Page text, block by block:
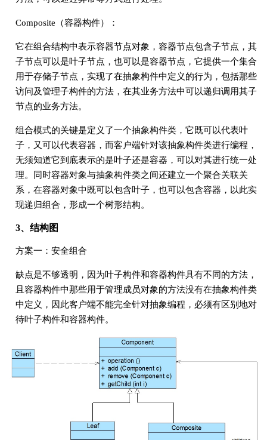
Composite（容器构件）：
它在组合结构中表示容器节点对象，容器节点包含子节点，其
子节点可以是叶子节点，也可以是容器节点，它提供一个集合
用于存储子节点，实现了在抽象构件中定义的行为，包括那些
访问及管理子构件的方法，在其业务方法中可以递归调用其子
节点的业务方法。
组合模式的关键是定义了一个抽象构件类，它既可以代表叶
子，又可以代表容器，而客户端针对该抽象构件类进行编程，
无须知道它到底表示的是叶子还是容器，可以对其进行统一处
理。同时容器对象与抽象构件类之间还建立一个聚合关联关
系，在容器对象中既可以包含叶子，也可以包含容器，以此实
现递归组合，形成一个树形结构。
3、结构图
方案一：安全组合
缺点是不够透明，因为叶子构件和容器构件具有不同的方法，
且容器构件中那些用于管理成员对象的方法没有在抽象构件类
中定义，因此客户端不能完全针对抽象编程，必须有区别地对
待叶子构件和容器构件。